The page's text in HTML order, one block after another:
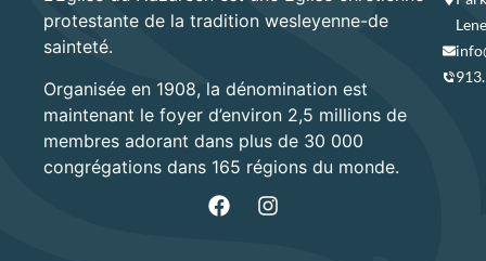
protestante de la tradition wesleyenne-de
sainteté.
Organisée en 1908, la dénomination est
maintenant le foyer d’environ 2,5 millions de
membres adorant dans plus de 30 000
congrégations dans 165 régions du monde.